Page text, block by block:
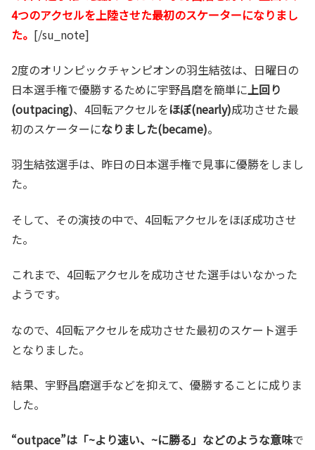
4つのアクセルを上陸させた最初のスケーターになりまし
た。 [/su_note]
2度のオリンピックチャンピオンの羽生結弦は、日曜日の
日本選手権で優勝するために宇野昌磨を簡単に上回り
(outpacing)、4回転アクセルをほぼ(nearly)成功させた最
初のスケーターになりました(became)。
羽生結弦選手は、昨日の日本選手権で見事に優勝をしまし
た。
そして、その演技の中で、4回転アクセルをほぼ成功させ
た。
これまで、4回転アクセルを成功させた選手はいなかった
ようです。
なので、4回転アクセルを成功させた最初のスケート選手
となりました。
結果、宇野昌磨選手などを抑えて、優勝することに成りま
した。
“outpace”は「~より速い、~に勝る」などのような意味で